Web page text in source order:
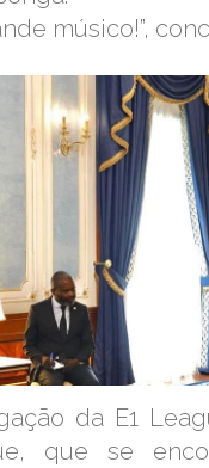
músico!”,
da E1
que se